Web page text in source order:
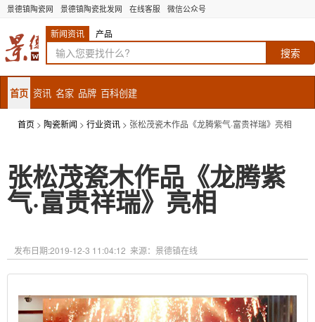
景德镇陶瓷网 景德镇陶瓷批发网 在线客服 微信公众号
新闻资讯 产品
首页 资讯 名家 品牌 百科创建
首页 > 陶瓷新闻 > 行业资讯 > 张松茂瓷木作品《龙腾紫气·富贵祥瑞》亮相
张松茂瓷木作品《龙腾紫
气·富贵祥瑞》亮相
发布日期:2019-12-3 11:04:12 来源：景德镇在线